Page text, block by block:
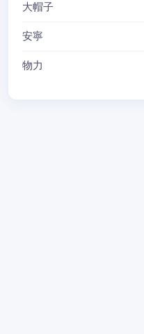
大帽子
安寧
物力